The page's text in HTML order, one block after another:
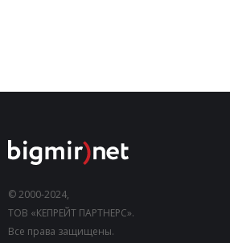
© 2000-2024,
ТОВ «КЕПРЕЙТ ПАРТНЕРС».
Все права защищены.